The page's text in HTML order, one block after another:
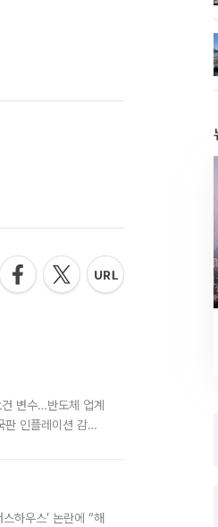
변수…반도체 업계
판 인플레이션 감축
하우스’ 논란에 “해